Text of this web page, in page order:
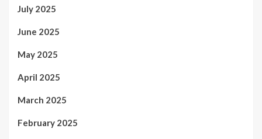
July 2025
June 2025
May 2025
April 2025
March 2025
February 2025